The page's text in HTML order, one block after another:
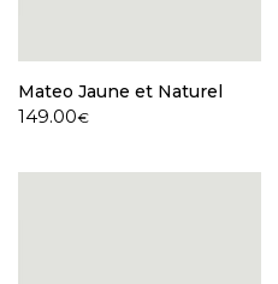
Mateo Jaune et Naturel
149.00€